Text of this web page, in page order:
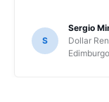
S
Sergio
Dollar
Edimburgo